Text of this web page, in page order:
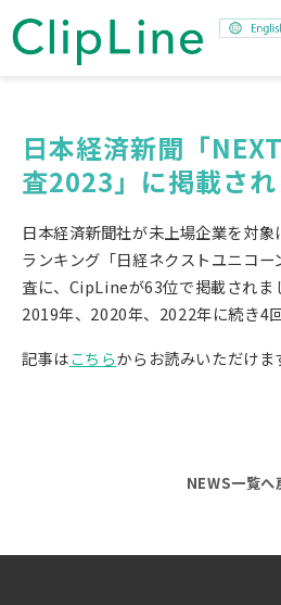
事業紹介
ミッション
サステナビリ
採用情報
日本経済新聞「
査2023」に掲載さ
日本経済新聞社が未上場企業を対
ランキング「日経ネクストユニコ
査に、CipLineが63位で掲載されま
2019年、2020年、2022年に続き4
記事はこちらからお読みいただけま
NEWS一覧へ